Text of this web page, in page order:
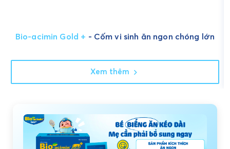
Bio-acimin Gold + - Cốm vi sinh ăn ngon chóng lớn
Xem thêm